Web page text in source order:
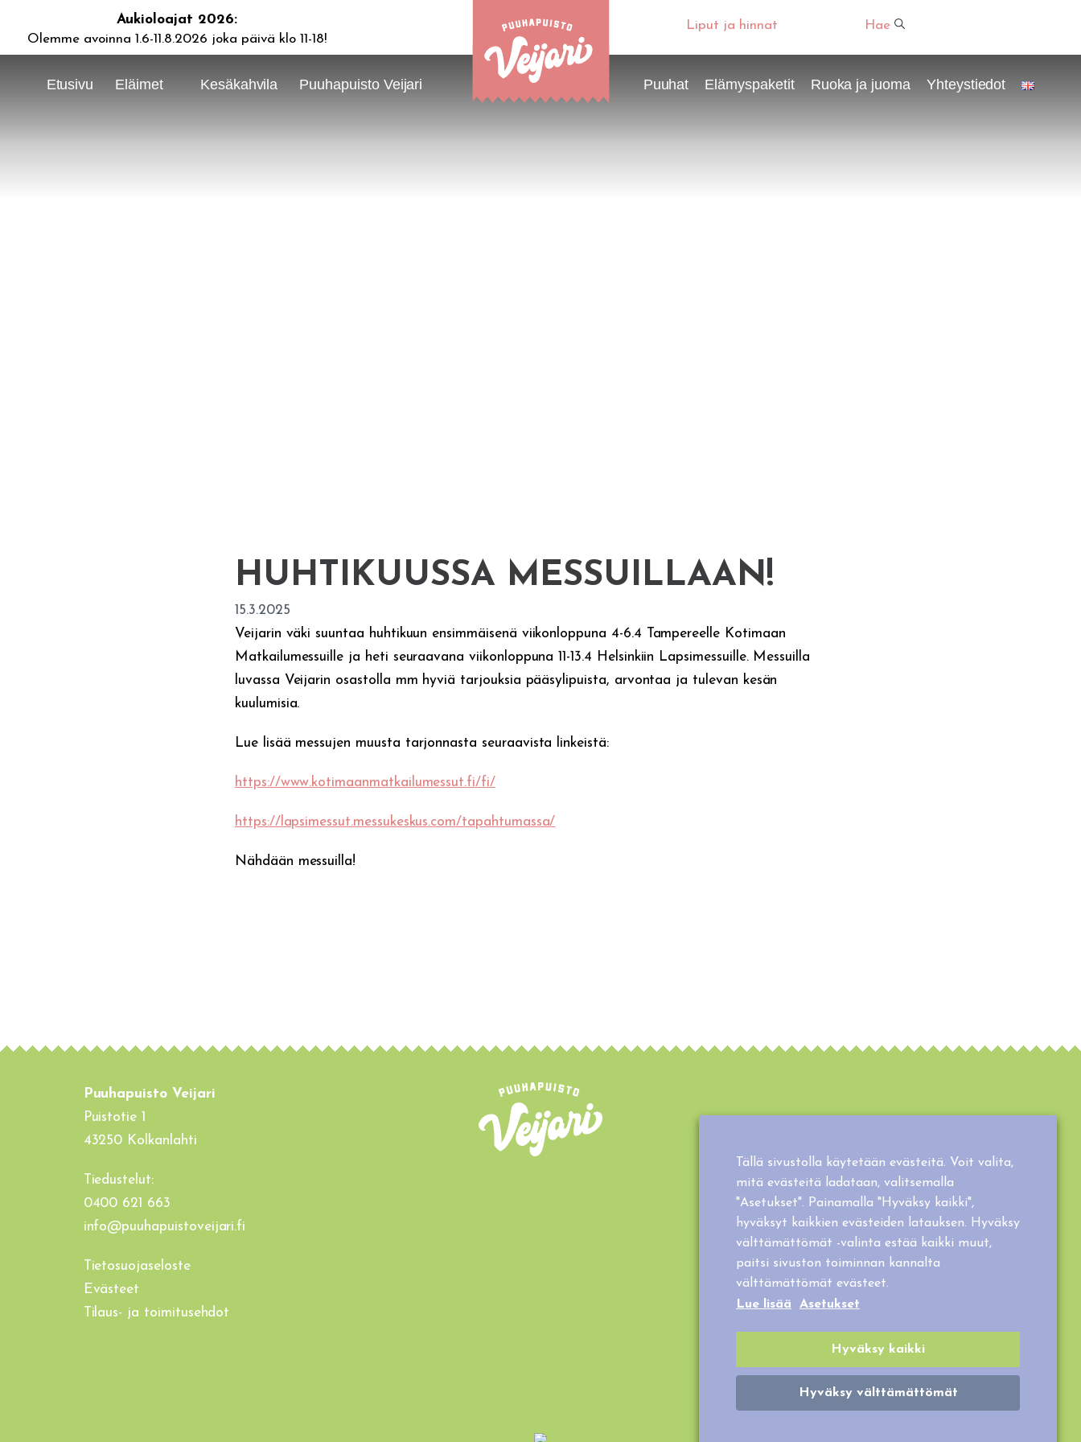
Aukioloajat 2026:
Olemme avoinna 1.6-11.8.2026 joka päivä klo 11-18!
Liput ja hinnat Hae
Etusivu Eläimet Kesäkahvila Puuhapuisto Veijari Puuhat Elämyspaketit Ruoka ja juoma Yhteystiedot
HUHTIKUUSSA MESSUILLAAN!
15.3.2025
Veijarin väki suuntaa huhtikuun ensimmäisenä viikonloppuna 4-6.4 Tampereelle Kotimaan
Matkailumessuille ja heti seuraavana viikonloppuna 11-13.4 Helsinkiin Lapsimessuille. Messuilla
luvassa Veijarin osastolla mm hyviä tarjouksia pääsylipuista, arvontaa ja tulevan kesän
kuulumisia.
Lue lisää messujen muusta tarjonnasta seuraavista linkeistä:
https://www.kotimaanmatkailumessut.fi/fi/
https://lapsimessut.messukeskus.com/tapahtumassa/
Nähdään messuilla!
Puuhapuisto Veijari
Puistotie 1
43250 Kolkanlahti
Tiedustelut:
0400 621 663
info@puuhapuistoveijari.fi
Tietosuojaseloste
Evästeet
Tilaus- ja toimitusehdot
Tällä sivustolla käytetään evästeitä. Voit valita,
mitä evästeitä ladataan, valitsemalla
"Asetukset". Painamalla "Hyväksy kaikki",
hyväksyt kaikkien evästeiden latauksen. Hyväksy
välttämättömät -valinta estää kaikki muut,
paitsi sivuston toiminnan kannalta
välttämättömät evästeet.
Lue lisää
Asetukset
Hyväksy kaikki
Hyväksy välttämättömät